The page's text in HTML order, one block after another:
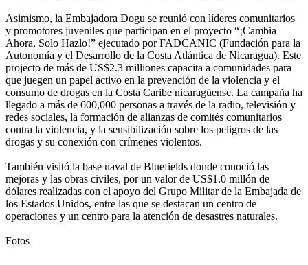
Asimismo, la Embajadora Dogu se reunió con líderes comunitarios
y promotores juveniles que participan en el proyecto “¡Cambia
Ahora, Solo Hazlo!” ejecutado por FADCANIC (Fundación para la
Autonomía y el Desarrollo de la Costa Atlántica de Nicaragua). Este
projecto de más de US$2.3 milliones capacita a comunidades para
que juegen un papel activo en la prevención de la violencia y el
consumo de drogas en la Costa Caribe nicaragüense. La campaña ha
llegado a más de 600,000 personas a través de la radio, televisión y
redes sociales, la formación de alianzas de comités comunitarios
contra la violencia, y la sensibilización sobre los peligros de las
drogas y su conexión con crímenes violentos.
También visitó la base naval de Bluefields donde conoció las
mejoras y las obras civiles, por un valor de US$1.0 millón de
dólares realizadas con el apoyo del Grupo Militar de la Embajada de
los Estados Unidos, entre las que se destacan un centro de
operaciones y un centro para la atención de desastres naturales.
Fotos